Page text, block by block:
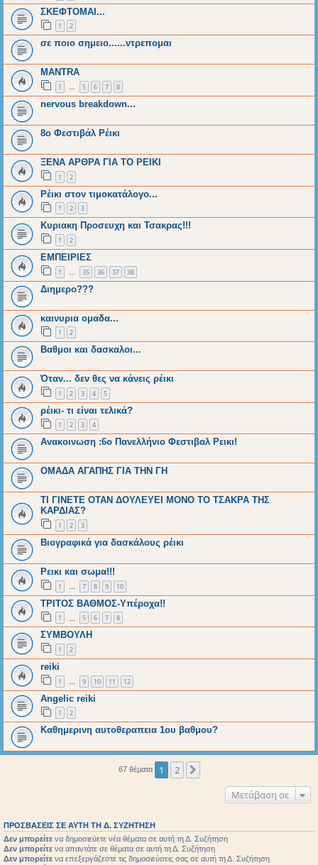
ΣΚΕΦΤΟΜΑΙ...
1 2
σε ποιο σημειο......ντρεπομαι
MANTRA
1 … 5 6 7 8
nervous breakdown...
8ο Φεστιβάλ Ρέικι
ΞΕΝΑ ΑΡΘΡΑ ΓΙΑ ΤΟ ΡΕΙΚΙ
1 2
Ρέικι στον τιμοκατάλογο...
1 2 3
Κυριακη Προσευχη και Τσακρας!!!
1 2
ΕΜΠΕΙΡΙΕΣ
1 … 35 36 37 38
Διημερο???
καινυρια ομαδα...
1 2
Βαθμοι και δασκαλοι...
Όταν... δεν θες να κάνεις ρέικι
1 2 3 4 5
ρέικι- τι είναι τελικά?
1 2 3 4
Aνακοινωση :6ο Πανελλήνιο Φεστιβαλ Ρεικι!
ΟΜΑΔΑ ΑΓΑΠΗΣ ΓΙΑ ΤΗΝ ΓΗ
ΤΙ ΓΙΝΕΤΕ ΟΤΑΝ ΔΟΥΛΕΥΕΙ ΜΟΝΟ ΤΟ ΤΣΑΚΡΑ ΤΗΣ
ΚΑΡΔΙΑΣ?
1 2 3
Βιογραφικά για δασκάλους ρέικι
Ρεικι και σωμα!!!
1 … 7 8 9 10
ΤΡΙΤΟΣ ΒΑΘΜΟΣ-Υπέροχα!!
1 5 6 7 8
ΣΥΜΒΟΥΛΗ
1 2
reiki
1 … 9 10 11 12
Angelic reiki
1 2
Καθημερινη αυτοθεραπεια 1ου βαθμου?
67 θέματα 1 2
Μετάβαση σε
ΠΡΟΣΒΆΣΕΙΣ ΣΕ ΑΥΤΉ ΤΗ Δ. ΣΥΖΉΤΗΣΗ
Δεν μπορείτε να δημοσιεύετε νέα θέματα σε αυτή τη Δ. Συζήτηση
Δεν μπορείτε να απαντάτε σε θέματα σε αυτή τη Δ. Συζήτηση
Δεν μπορείτε να επεξεργάζεστε τις δημοσιεύσεις σας σε αυτή τη Δ. Συζήτηση